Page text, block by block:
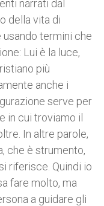
narrati dal
della vita di
usando termini che
Lui è la luce,
più
anche i
serve per
in cui troviamo il
In altre parole,
che è strumento,
riferisce. Quindi io
fare molto, ma
a guidare gli